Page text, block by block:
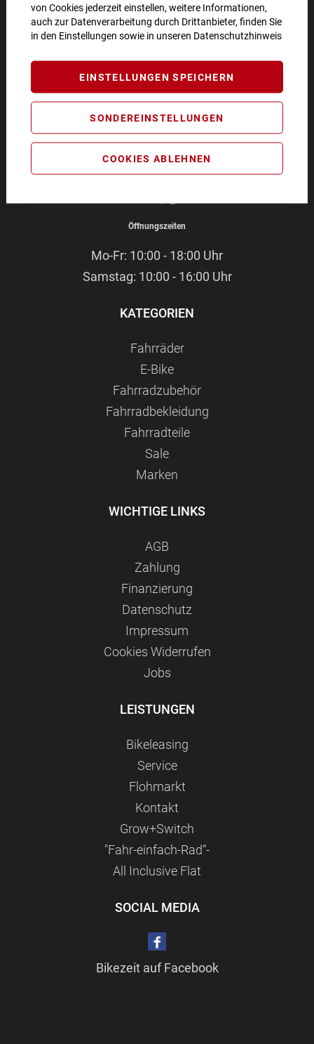
von Cookies jederzeit einstellen, weitere Informationen,
auch zur Datenverarbeitung durch Drittanbieter, finden Sie
in den Einstellungen sowie in unseren Datenschutzhinweis
EINSTELLUNGEN SPEICHERN
SONDEREINSTELLUNGEN
COOKIES ABLEHNEN
**Angebot gültig ab einem Bestellwert von 100€.
Abmeldung jederzeit möglich.
SO ERREICHEN SIE UNS
BIKEZEIT
Pommernstr. 4
93073 Neutraubling
Service-Hotline:09401 - 91 38 70
Öffnungszeiten
Mo-Fr: 10:00 - 18:00 Uhr
Samstag: 10:00 - 16:00 Uhr
KATEGORIEN
Fahrräder
E-Bike
Fahrradzubehör
Fahrradbekleidung
Fahrradteile
Sale
Marken
WICHTIGE LINKS
AGB
Zahlung
Finanzierung
Datenschutz
Impressum
Сookies Widerrufen
Jobs
LEISTUNGEN
Bikeleasing
Service
Flohmarkt
Kontakt
Grow+Switch
"Fahr-einfach-Rad“-
All Inclusive Flat
SOCIAL MEDIA
Bikezeit auf Facebook